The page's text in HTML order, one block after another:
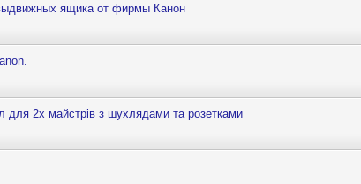
ящика от фирмы Канон
для 2х майстрів з шухлядами та розетками